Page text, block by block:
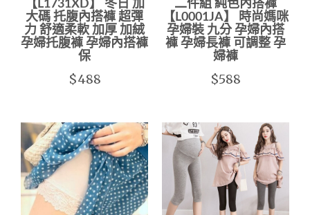
【L1731XD】 冬日 加
大碼 托腹內搭褲 超彈
力 舒適柔軟 加厚 加絨
孕婦托腹褲 孕婦內搭褲
保
$488
二件組 純色內搭褲
【L0001JA】 時尚媽咪
孕婦裝 九分 孕婦內搭
褲 孕婦長褲 可調整 孕
婦褲
$588